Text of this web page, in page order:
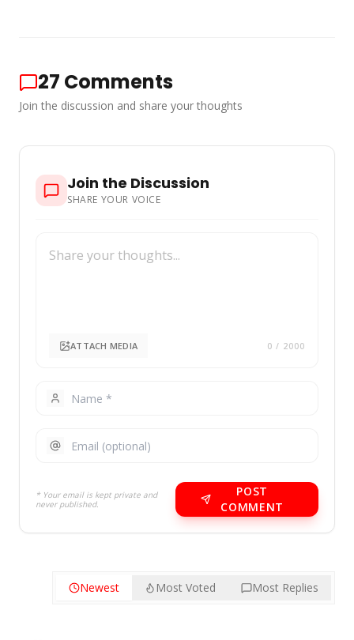
27 Comments
Join the discussion and share your thoughts
Join the Discussion
SHARE YOUR VOICE
ATTACH MEDIA 0 / 2000
* Your email is kept private and
never published.
POST
COMMENT
Newest Most Voted Most Replies